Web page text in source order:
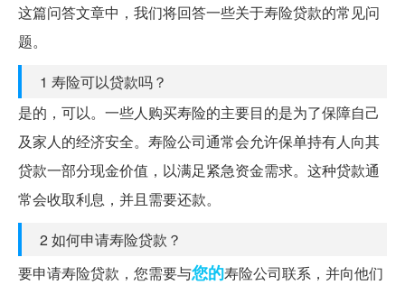
这篇问答文章中，我们将回答一些关于寿险贷款的常见问
题。
1 寿险可以贷款吗？
是的，可以。一些人购买寿险的主要目的是为了保障自己
及家人的经济安全。寿险公司通常会允许保单持有人向其
贷款一部分现金价值，以满足紧急资金需求。这种贷款通
常会收取利息，并且需要还款。
2 如何申请寿险贷款？
要申请寿险贷款，您需要与您的寿险公司联系，并向他们